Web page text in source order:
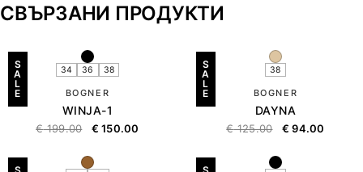
СВЪРЗАНИ ПРОДУКТИ
S
A
L
E
34 36 38
BOGNER
WINJA-1
€199.00 € 150.00
S
A
L
E
38
BOGNER
DAYNA
€125.00 € 94.00